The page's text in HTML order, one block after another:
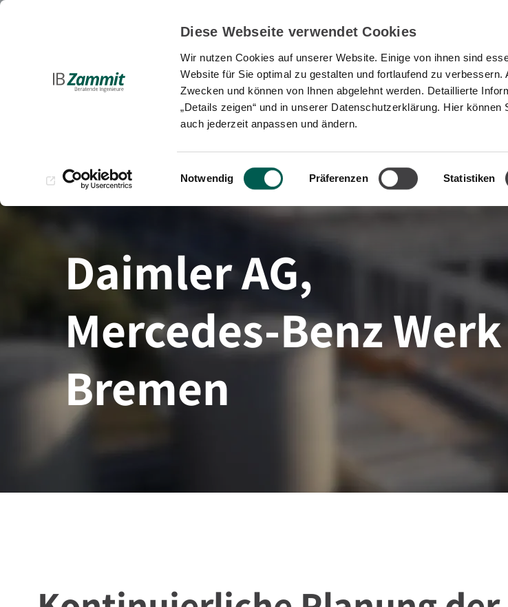
Diese Webseite verwendet Cookies
Wir nutzen Cookies auf unserer Website. Einige von ihnen sind
Website für Sie optimal zu gestalten und fortlaufend zu verbessern.
Zwecken und können von Ihnen abgelehnt werden. Detaillierte
„Details zeigen“ und in unserer Datenschutzerklärung. Hier können
auch jederzeit anpassen und ändern.
Einwilligungsauswahl
Notwendig Präferenzen Statistiken
Planung und Beratung Projekte
Daimler AG,
Mercedes-Benz Werk
Bremen